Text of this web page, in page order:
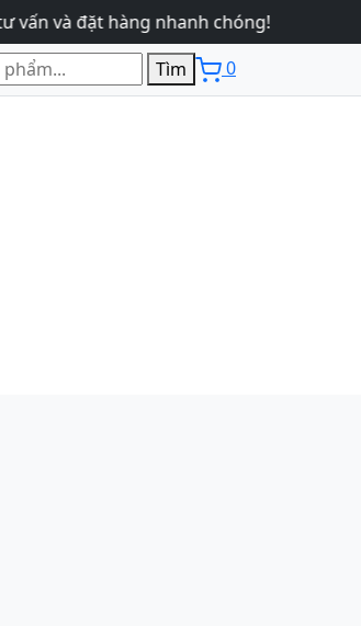
và đặt hàng nhanh chóng!
Tìm
0